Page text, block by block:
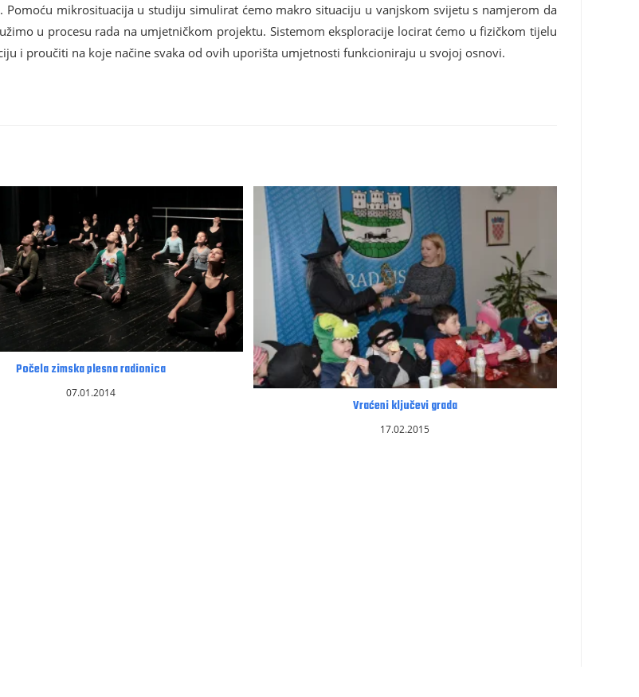
mikrosituacija u studiju simulirat ćemo makro situaciju u vanjskom svijetu s namjerom da
u procesu rada na umjetničkom projektu. Sistemom eksploracije locirat ćemo u fizičkom tijelu
i proučiti na koje načine svaka od ovih uporišta umjetnosti funkcioniraju u svojoj osnovi.
Počela zimska plesna radionica
07.01.2014
Vraćeni ključevi grada
17.02.2015